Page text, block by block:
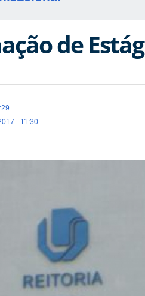
de
- 11:30